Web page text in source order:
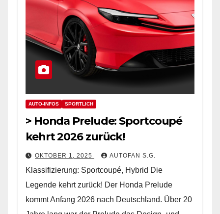
AUTO-INFOS SPORTLICH
> Honda Prelude: Sportcoupé
kehrt 2026 zurück!
OKTOBER 1, 2025 AUTOFAN S.G.
Klassifizierung: Sportcoupé, Hybrid Die
Legende kehrt zurück! Der Honda Prelude
kommt Anfang 2026 nach Deutschland. Über 20